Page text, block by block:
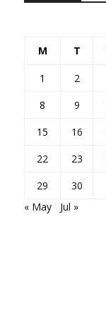
M T
1 2
8
9
15
16
22
23
29
30
« May
Jul »